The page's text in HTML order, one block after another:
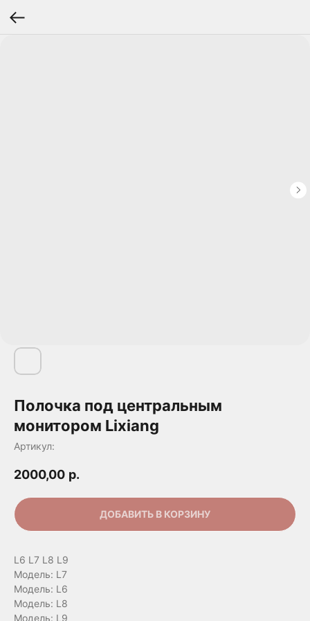
Полочка под центральным
монитором Lixiang
Артикул:
2000,00 р.
ДОБАВИТЬ В КОРЗИНУ
L6 L7 L8 L9
Модель: L7
Модель: L6
Модель: L8
Модель: L9